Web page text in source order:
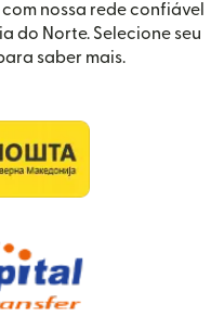
nossa rede confiável
do Norte. Selecione seu
saber mais.